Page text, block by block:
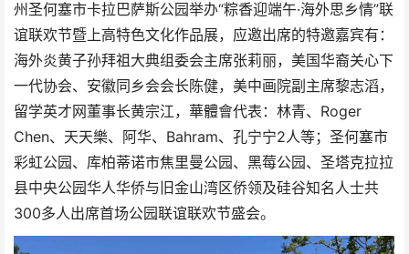
州圣何塞市卡拉巴萨斯公园举办“粽香迎端午·海外思乡情”联
谊联欢节暨上高特色文化作品展，应邀出席的特邀嘉宾有：
海外炎黄子孙拜祖大典组委会主席张莉丽，美国华裔关心下
一代协会、安徽同乡会会长陈健，美中画院副主席黎志滔，
留学英才网董事长黄宗江，華體會代表：林青、Roger
Chen、天天樂、阿华、Bahram、孔宁宁2人等；圣何塞市
彩虹公园、库柏蒂诺市焦里曼公园、黑莓公园、圣塔克拉拉
县中央公园华人华侨与旧金山湾区侨领及硅谷知名人士共
300多人出席首场公园联谊联欢节盛会。